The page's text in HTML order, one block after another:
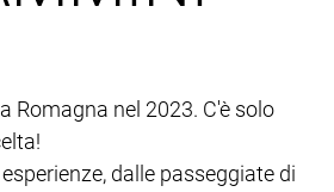
Romagna nel 2023. C'è solo
dalle passeggiate di